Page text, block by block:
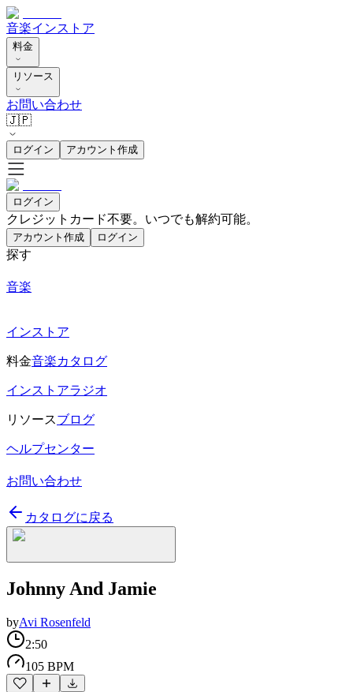
音楽インストア
料金
リソース
お問い合わせ
🇯🇵
ログイン アカウント作成
ログイン
クレジットカード不要。いつでも解約可能。
アカウント作成 ログイン
探す
音楽
インストア
料金音楽カタログ
インストアラジオ
リソースブログ
ヘルプセンター
お問い合わせ
カタログに戻る
Johnny And Jamie
byAvi Rosenfeld
2:50
105 BPM